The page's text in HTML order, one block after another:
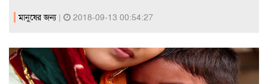
মানুষের জন্য | 2018-09-13 00:54:27